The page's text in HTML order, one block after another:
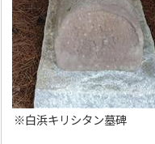
※白浜キリシタン墓碑